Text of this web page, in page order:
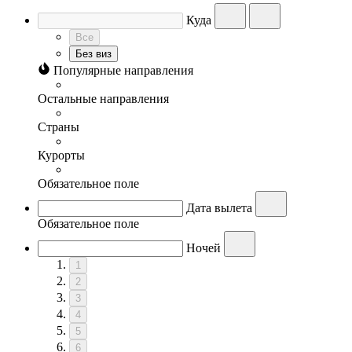
Куда
Все
Без виз
Популярные направления
Остальные направления
Страны
Курорты
Обязательное поле
Дата вылета
Обязательное поле
Ночей
1
2
3
4
5
6